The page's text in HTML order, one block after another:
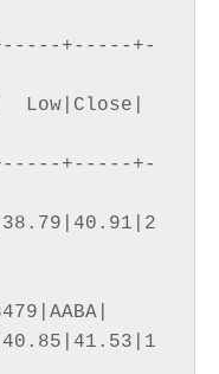
+-----+-
Low|Close|
+-----+-